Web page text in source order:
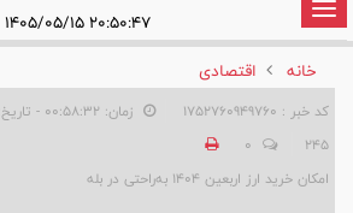
تغییر
وضعیت
ناوبری
خانه
اقتصادی
کد خبر : 1752760949760
زمان: ۰۰:۵۸:۳۲ - تاریخ: ۱۴۰۴/۰۴/۲۷
245
0
امکان خرید ارز اربعین ۱۴۰۴ به‌راحتی در بله